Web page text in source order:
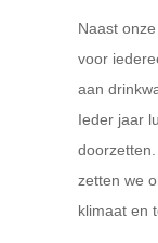
Naast
voor
aan
Ieder jaar
zetten we
klimaat en